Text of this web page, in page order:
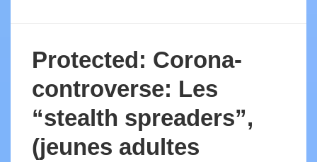
Protected: Corona-
controverse: Les
“stealth spreaders”,
(jeunes adultes